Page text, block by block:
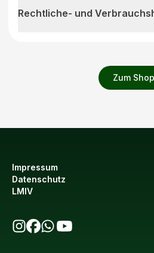
Zum Shop
Rechtliche- und
Impressum
Datenschutz
LMIV